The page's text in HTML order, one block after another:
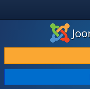
PREUZIMANJE I
OTKRIJTE I NAUČITE
ZAJEDNICA I PODRŠKA